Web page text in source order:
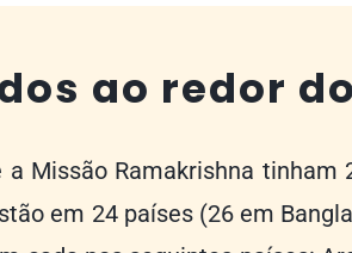
ao redor
Missão Ramakrishna
em 24 países (26 em